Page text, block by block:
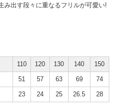
み出す段々に重なるフリルが可愛い!
110 120 130 140 150
51 57 63 69 74
23 24 25 26.5 28